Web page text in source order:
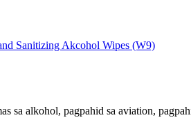
sa alkohol, pagpahid sa aviation,